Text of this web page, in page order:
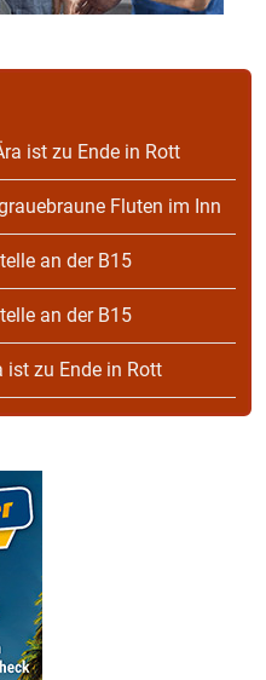
ist zu Ende in Rott
Fluten im Inn
an der B15
an der B15
ist zu Ende in Rott